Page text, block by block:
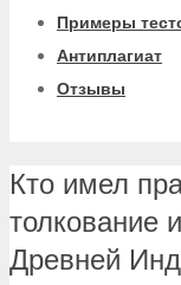
Примеры
Антиплагиат
Отзывы
Кто имел
толкование
Древней